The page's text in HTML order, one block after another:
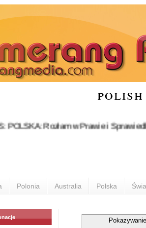
Rozłam w Prawie i
Polonia Australia Polska